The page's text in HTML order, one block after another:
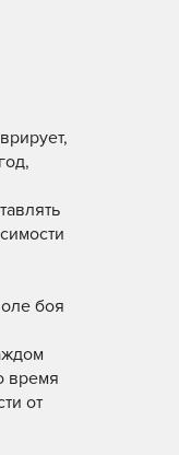
боя
время
от